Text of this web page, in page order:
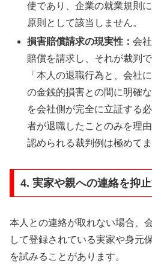
使であり、企業の就業規則
原則として該当しません。
損害賠償請求の現実性：会
賠償を請求し、それが裁判
「本人の退職行為と、会社
の金銭的損害との間に明確
を会社側が完全に立証する
者が退職したことのみを理
認められる裁判例は極めてま
4. 実家や親への連絡を抑
本人との連絡が取れない場合、
して登録されている実家や身元
を試みることがあります。